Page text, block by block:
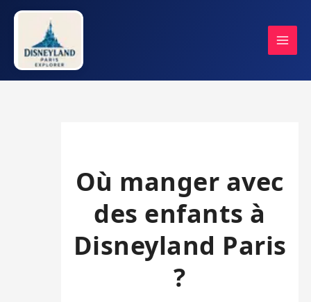
Aller
contenu
Où manger avec
des enfants à
Disneyland Paris
?